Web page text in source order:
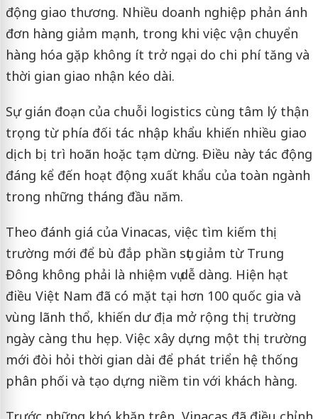
động giao thương. Nhiều doanh nghiệp phản ánh
đơn hàng giảm mạnh, trong khi việc vận chuyển
hàng hóa gặp không ít trở ngại do chi phí tăng và
thời gian giao nhận kéo dài.
Sự gián đoạn của chuỗi logistics cùng tâm lý thận
trọng từ phía đối tác nhập khẩu khiến nhiều giao
dịch bị trì hoãn hoặc tạm dừng. Điều này tác động
đáng kể đến hoạt động xuất khẩu của toàn ngành
trong những tháng đầu năm.
Theo đánh giá của Vinacas, việc tìm kiếm thị
trường mới để bù đắp phần sụt giảm từ Trung
Đông không phải là nhiệm vụ dễ dàng. Hiện hạt
điều Việt Nam đã có mặt tại hơn 100 quốc gia và
vùng lãnh thổ, khiến dư địa mở rộng thị trường
ngày càng thu hẹp. Việc xây dựng một thị trường
mới đòi hỏi thời gian dài để phát triển hệ thống
phân phối và tạo dựng niềm tin với khách hàng.